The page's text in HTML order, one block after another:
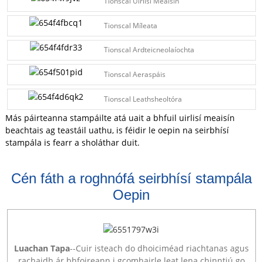
Tionscal Míleata
Tionscal Ardteicneolaíochta
Tionscal Aeraspáis
Tionscal Leathsheoltóra
Más páirteanna stampáilte atá uait a bhfuil uirlisí meaisín
beachtais ag teastáil uathu, is féidir le oepin na seirbhísí
stampála is fearr a sholáthar duit.
Cén fáth a roghnófá seirbhísí stampála
Oepin
Luachan Tapa--Cuir isteach do dhoiciméad riachtanas agus